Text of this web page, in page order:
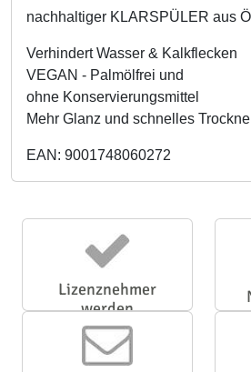
nachhaltiger KLARSPÜLER aus
Verhindert Wasser & Kalkflecken
VEGAN - Palmölfrei und
ohne Konservierungsmittel
Mehr Glanz und schnelles
EAN: 9001748060272
Lizenznehmer
werden